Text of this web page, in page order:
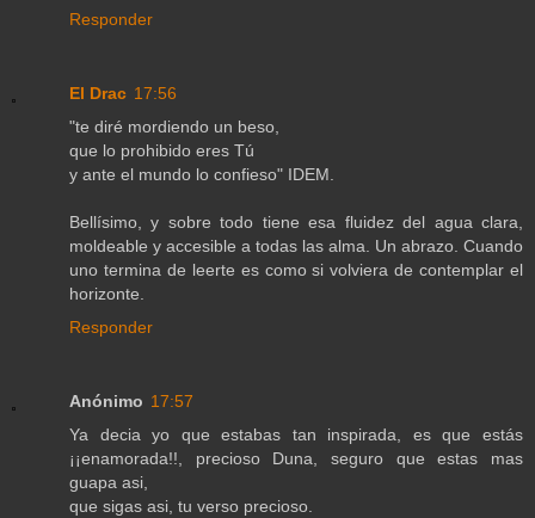
Responder
El Drac 17:56
"te diré mordiendo un beso,
que lo prohibido eres Tú
y ante el mundo lo confieso" IDEM.
Bellísimo, y sobre todo tiene esa fluidez del agua clara,
moldeable y accesible a todas las alma. Un abrazo. Cuando
uno termina de leerte es como si volviera de contemplar el
horizonte.
Responder
Anónimo 17:57
Ya decia yo que estabas tan inspirada, es que estás
¡¡enamorada!!, precioso Duna, seguro que estas mas
guapa asi,
que sigas asi, tu verso precioso.